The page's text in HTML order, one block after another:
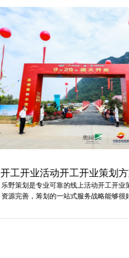
开工开业活动开工开业策划
的活动与众不同
乐野策划是专业可靠的线上活动开工开业
资源完善，筹划的一站式服务战略能够很
场开工开业活动策划，预备推荐给须要寻